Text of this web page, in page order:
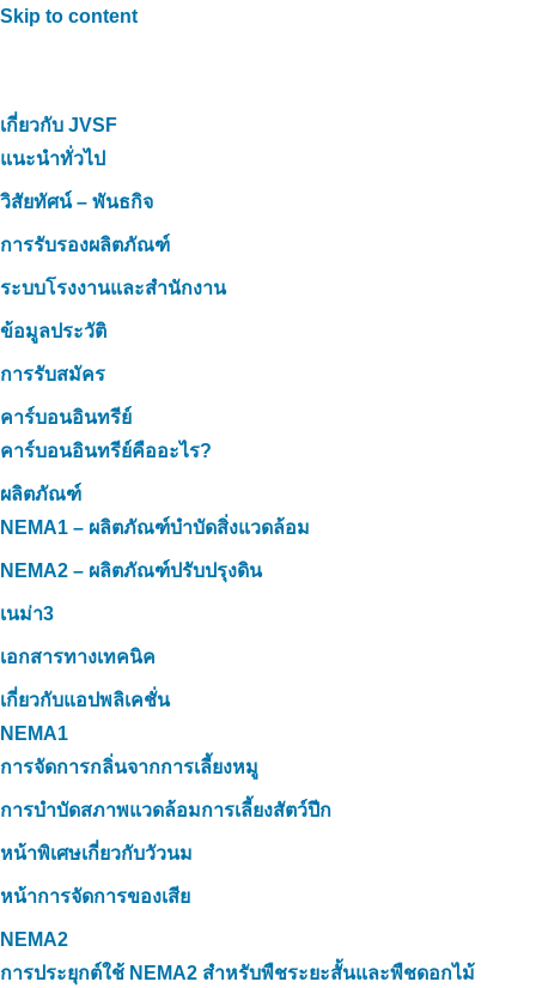
Skip to content
เกี่ยวกับ JVSF
แนะนำทั่วไป
วิสัยทัศน์ – พันธกิจ
การรับรองผลิตภัณฑ์
ระบบโรงงานและสำนักงาน
ข้อมูลประวัติ
การรับสมัคร
คาร์บอนอินทรีย์
คาร์บอนอินทรีย์คืออะไร?
ผลิตภัณฑ์
NEMA1 – ผลิตภัณฑ์บำบัดสิ่งแวดล้อม
NEMA2 – ผลิตภัณฑ์ปรับปรุงดิน
เนม่า3
เอกสารทางเทคนิค
เกี่ยวกับแอปพลิเคชั่น
NEMA1
การจัดการกลิ่นจากการเลี้ยงหมู
การบำบัดสภาพแวดล้อมการเลี้ยงสัตว์ปีก
หน้าพิเศษเกี่ยวกับวัวนม
หน้าการจัดการของเสีย
NEMA2
การประยุกต์ใช้ NEMA2 สำหรับพืชระยะสั้นและพืชดอกไม้